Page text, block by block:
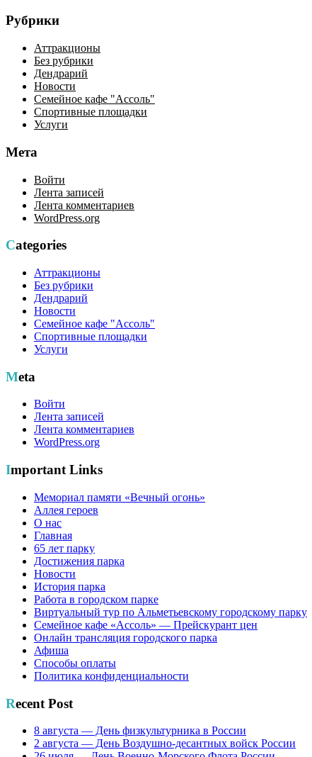
Рубрики
Аттракционы
Без рубрики
Дендрарий
Новости
Семейное кафе "Ассоль"
Спортивные площадки
Услуги
Мета
Войти
Лента записей
Лента комментариев
WordPress.org
Categories
Аттракционы
Без рубрики
Дендрарий
Новости
Семейное кафе "Ассоль"
Спортивные площадки
Услуги
Meta
Войти
Лента записей
Лента комментариев
WordPress.org
Important Links
Мемориал памяти «Вечный огонь»
Аллея героев
О нас
Главная
65 лет парку
Достижения парка
Новости
История парка
Работа в городском парке
Виртуальный тур по Альметьевскому городскому парку
Семейное кафе «Ассоль» — Прейскурант цен
Онлайн трансляция городского парка
Афиша
Способы оплаты
Политика конфиденциальности
Recent Post
8 августа — День физкультурника в России
2 августа — День Воздушно-десантных войск России